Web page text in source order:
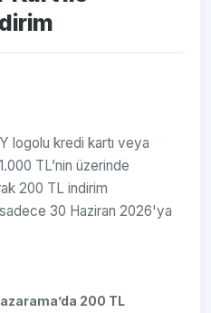
logolu kredi kartı veya
TL’nin üzerinde
200 TL indirim
sadece 30 Haziran 2026'ya
200 TL